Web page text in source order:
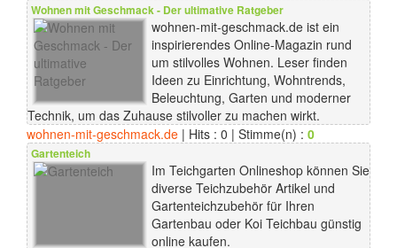
Wohnen mit Geschmack - Der ultimative Ratgeber
wohnen-mit-geschmack.de ist ein
inspirierendes Online-Magazin rund
um stilvolles Wohnen. Leser finden
Ideen zu Einrichtung, Wohntrends,
Beleuchtung, Garten und moderner
Technik, um das Zuhause stilvoller zu machen wirkt.
wohnen-mit-geschmack.de | Hits : 0 | Stimme(n) : 0
Gartenteich
Im Teichgarten Onlineshop können Sie
diverse Teichzubehör Artikel und
Gartenteichzubehör für Ihren
Gartenbau oder Koi Teichbau günstig
online kaufen.